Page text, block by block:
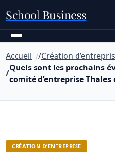
School Business
Accueil
Création
Quels sont les prochains
comité d’entreprise Thales
CRÉATION D’ENTREPRISE